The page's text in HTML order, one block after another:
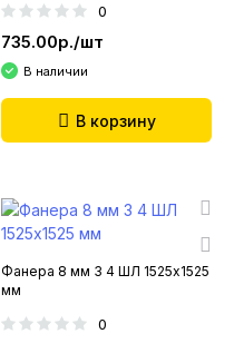
0
735.00р./шт
В наличии
В корзину
Фанера 8 мм 3 4 ШЛ 1525х1525
мм
0